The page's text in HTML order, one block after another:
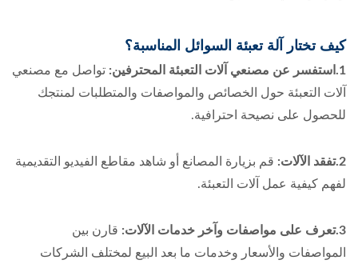
كيف تختار آلة تعبئة السوائل المناسبة؟
1.استفسر عن مصنعي آلات التعبئة المحترفين:
تواصل مع مصنعي
آلات التعبئة حول الخصائص والمواصفات والمتطلبات لمنتجك
للحصول على نصيحة احترافية.
2.تفقد الآلات:
قم بزيارة المصانع أو شاهد مقاطع الفيديو التقديمية
لفهم كيفية عمل آلات التعبئة.
3.تعرف على مواصفات وآخر خدمات الآلات:
قارن بين
المواصفات والأسعار وخدمات ما بعد البيع لمختلف الشركات